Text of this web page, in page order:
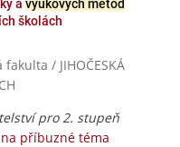
a výukových metod
školách
/ JIHOČESKÁ
pro 2. stupeň
na příbuzné téma